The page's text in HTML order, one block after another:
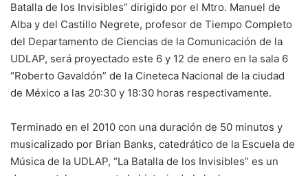
Batalla de los Invisibles” dirigido por el Mtro. Manuel de
Alba y del Castillo Negrete, profesor de Tiempo Completo
del Departamento de Ciencias de la Comunicación de la
UDLAP, será proyectado este 6 y 12 de enero en la sala 6
“Roberto Gavaldón” de la Cineteca Nacional de la ciudad
de México a las 20:30 y 18:30 horas respectivamente.
Terminado en el 2010 con una duración de 50 minutos y
musicalizado por Brian Banks, catedrático de la Escuela de
Música de la UDLAP, “La Batalla de los Invisibles” es un